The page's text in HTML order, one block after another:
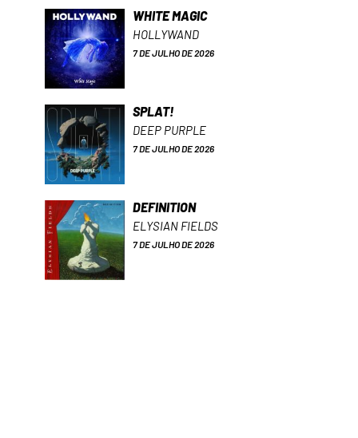
WHITE MAGIC
HOLLYWAND
7 DE JULHO DE 2026
SPLAT!
DEEP PURPLE
7 DE JULHO DE 2026
DEFINITION
ELYSIAN FIELDS
7 DE JULHO DE 2026